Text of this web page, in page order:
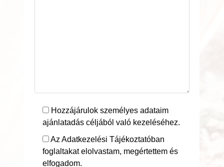
Hozzájárulok személyes adataim
ajánlatadás céljából való kezeléséhez.
Az Adatkezelési Tájékoztatóban
foglaltakat elolvastam, megértettem és
elfogadom.